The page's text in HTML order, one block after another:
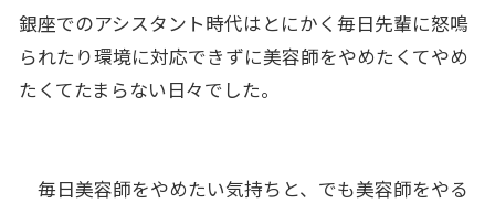
銀座でのアシスタント時代はとにかく毎日先輩に怒鳴
られたり環境に対応できずに美容師をやめたくてやめ
たくてたまらない日々でした。
毎日美容師をやめたい気持ちと、でも美容師をやる